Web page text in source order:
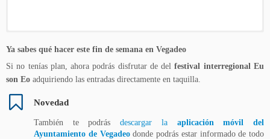
Sábado 2J 12:30 hrs.
Merienda
Sábado 2J 13:00 hrs. Domingo 3J 12:00 hrs.
Sábado 2J 18:00 hrs.
Hacer jabón con aceite reciclado
Ya sabes qué hacer este fin de semana en Vegadeo
Si no tenías plan, ahora podrás disfrutar de delfestival interregional Eu
son Eo adquiriendo las entradas directamente en taquilla.
Novedad
También te podrásdescargar la aplicación móvil del
Ayuntamiento de Vegadeodonde podrás estar informado de todo